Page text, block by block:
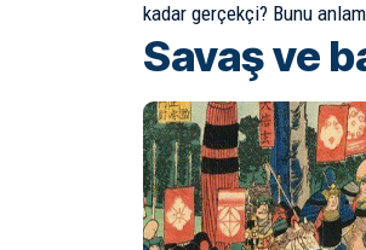
kadar gerçekçi? Bunu
Savaş ve